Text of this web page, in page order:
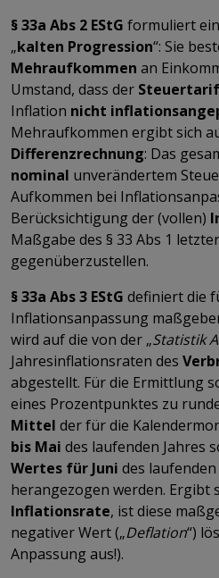
§ 33a Abs 2 EStG formuliert
„kalten Progression“: Sie
Mehraufkommen an
Umstand, dass der Steuertarif
Inflation nicht
Mehraufkommen ergibt sich
Differenzrechnung: Das
nominal unverändertem
Aufkommen bei
Berücksichtigung der (vollen)
Maßgabe des § 33 Abs 1
gegenüberzustellen.
§ 33a Abs 3 EStG definiert die
Inflationsanpassung
wird auf die von der „Statistik
Jahresinflationsraten des
abgestellt. Für die Ermittlung
eines Prozentpunktes zu
Mittel der für die
bis Mai des laufenden Jahres
Wertes für Juni des
herangezogen werden. Ergibt
Inflationsrate, ist diese
negativer Wert („Deflation“)
Anpassung aus!).